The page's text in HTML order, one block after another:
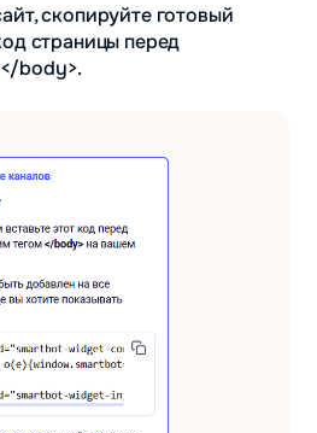
скопируйте готовый
страницы перед
body>.